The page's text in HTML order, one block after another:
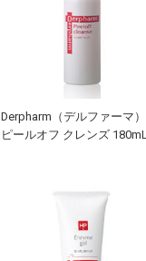
Derpharm（デルファーマ）
ピールオフ クレンズ 180mL